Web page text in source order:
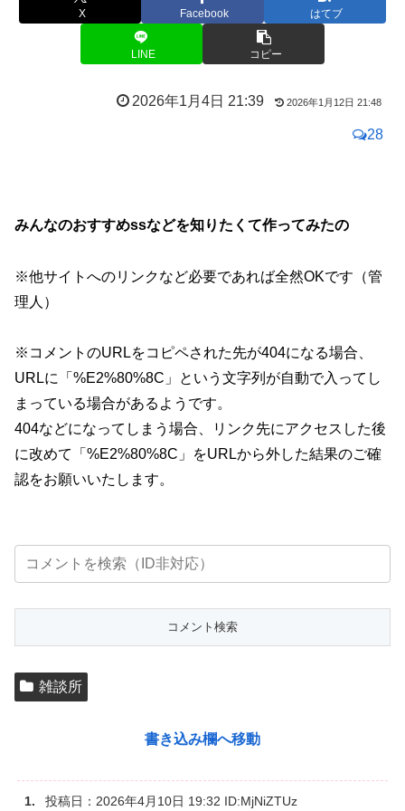
X Facebook はてブ
LINE コピー
2026年1月4日 21:39 2026年1月12日 21:48
28
みんなのおすすめssなどを知りたくて作ってみたの
※他サイトへのリンクなど必要であれば全然OKです（管
理人）
※コメントのURLをコピペされた先が404になる場合、
URLに「%E2%80%8C」という文字列が自動で入ってし
まっている場合があるようです。
404などになってしまう場合、リンク先にアクセスした後
に改めて「%E2%80%8C」をURLから外した結果のご確
認をお願いいたします。
雑談所
書き込み欄へ移動
投稿日： 2026年4月10日 19:32 ID:MjNiZTUz